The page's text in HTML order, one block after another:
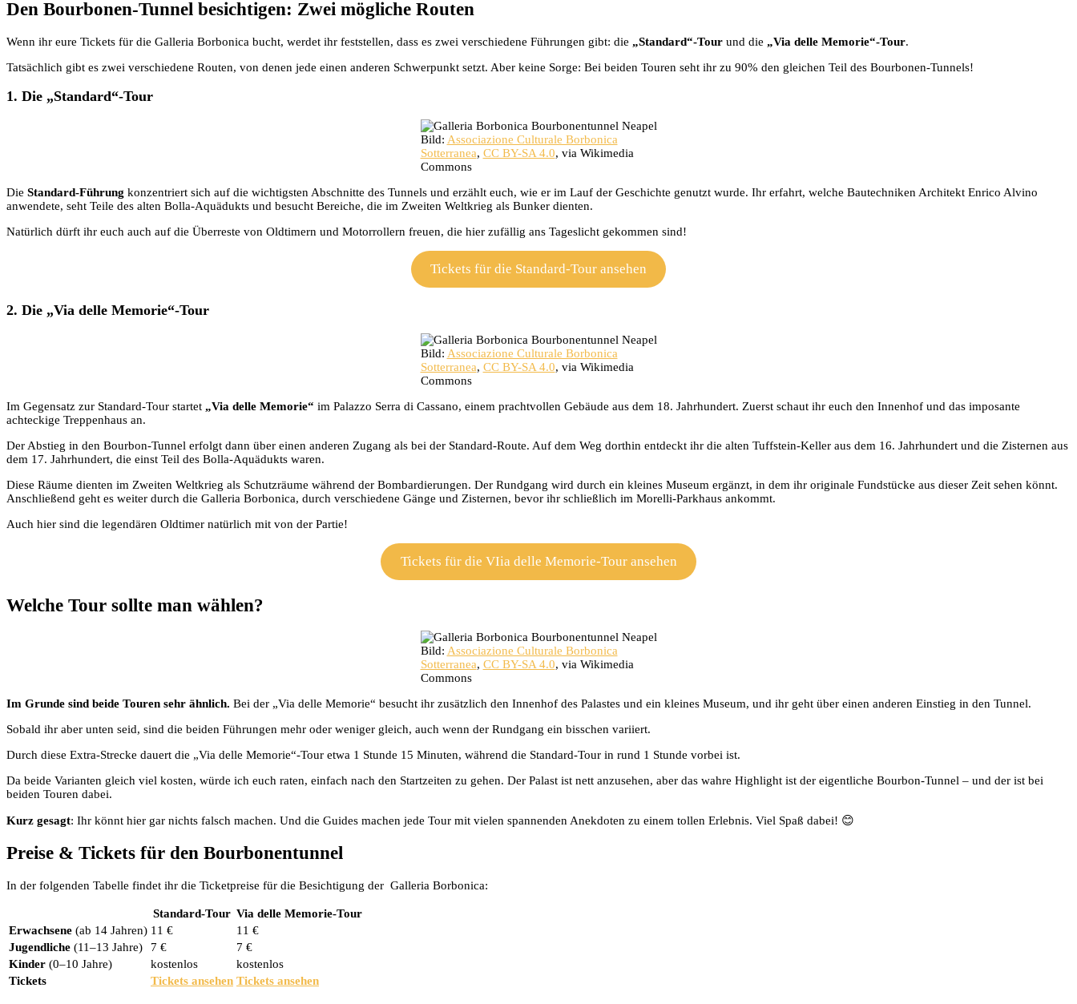
Den Bourbonen-Tunnel besichtigen: Zwei mögliche Routen
Wenn ihr eure Tickets für die Galleria Borbonica bucht, werdet ihr feststellen, dass es zwei verschiedene Führungen gibt: die „Standard“-Tour und die „Via delle Memorie“-Tour.
Tatsächlich gibt es zwei verschiedene Routen, von denen jede einen anderen Schwerpunkt setzt. Aber keine Sorge: Bei beiden Touren seht ihr zu 90% den gleichen Teil des Bourbonen-Tunnels!
1. Die „Standard“-Tour
Bild: Associazione Culturale Borbonica
Sotterranea, CC BY-SA 4.0, via Wikimedia
Commons
Die Standard-Führung konzentriert sich auf die wichtigsten Abschnitte des Tunnels und erzählt euch, wie er im Lauf der Geschichte genutzt wurde. Ihr erfahrt, welche Bautechniken Architekt Enrico Alvino
anwendete, seht Teile des alten Bolla-Aquädukts und besucht Bereiche, die im Zweiten Weltkrieg als Bunker dienten.
Natürlich dürft ihr euch auch auf die Überreste von Oldtimern und Motorrollern freuen, die hier zufällig ans Tageslicht gekommen sind!
Tickets für die Standard-Tour ansehen
2. Die „Via delle Memorie“-Tour
Bild: Associazione Culturale Borbonica
Sotterranea, CC BY-SA 4.0, via Wikimedia
Commons
Im Gegensatz zur Standard-Tour startet „Via delle Memorie“ im Palazzo Serra di Cassano, einem prachtvollen Gebäude aus dem 18. Jahrhundert. Zuerst schaut ihr euch den Innenhof und das imposante
achteckige Treppenhaus an.
Der Abstieg in den Bourbon-Tunnel erfolgt dann über einen anderen Zugang als bei der Standard-Route. Auf dem Weg dorthin entdeckt ihr die alten Tuffstein-Keller aus dem 16. Jahrhundert und die Zisternen aus
dem 17. Jahrhundert, die einst Teil des Bolla-Aquädukts waren.
Diese Räume dienten im Zweiten Weltkrieg als Schutzräume während der Bombardierungen. Der Rundgang wird durch ein kleines Museum ergänzt, in dem ihr originale Fundstücke aus dieser Zeit sehen könnt.
Anschließend geht es weiter durch die Galleria Borbonica, durch verschiedene Gänge und Zisternen, bevor ihr schließlich im Morelli-Parkhaus ankommt.
Auch hier sind die legendären Oldtimer natürlich mit von der Partie!
Tickets für die VIia delle Memorie-Tour ansehen
Welche Tour sollte man wählen?
Bild: Associazione Culturale Borbonica
Sotterranea, CC BY-SA 4.0, via Wikimedia
Commons
Im Grunde sind beide Touren sehr ähnlich. Bei der „Via delle Memorie“ besucht ihr zusätzlich den Innenhof des Palastes und ein kleines Museum, und ihr geht über einen anderen Einstieg in den Tunnel.
Sobald ihr aber unten seid, sind die beiden Führungen mehr oder weniger gleich, auch wenn der Rundgang ein bisschen variiert.
Durch diese Extra-Strecke dauert die „Via delle Memorie“-Tour etwa 1 Stunde 15 Minuten, während die Standard-Tour in rund 1 Stunde vorbei ist.
Da beide Varianten gleich viel kosten, würde ich euch raten, einfach nach den Startzeiten zu gehen. Der Palast ist nett anzusehen, aber das wahre Highlight ist der eigentliche Bourbon-Tunnel – und der ist bei
beiden Touren dabei.
Kurz gesagt: Ihr könnt hier gar nichts falsch machen. Und die Guides machen jede Tour mit vielen spannenden Anekdoten zu einem tollen Erlebnis. Viel Spaß dabei! 😊
Preise & Tickets für den Bourbonentunnel
In der folgenden Tabelle findet ihr die Ticketpreise für die Besichtigung der Galleria Borbonica:
Standard-Tour Via delle Memorie-Tour
Erwachsene (ab 14 Jahren) 11 €
11 €
Jugendliche (11–13 Jahre) 7 €
7 €
Kinder (0–10 Jahre) kostenlos
kostenlos
Tickets
Tickets ansehen Tickets ansehen